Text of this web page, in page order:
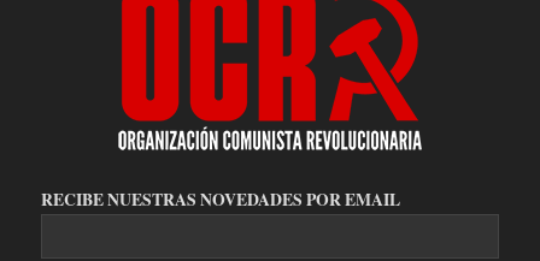
RECIBE NUESTRAS NOVEDADES POR EMAIL